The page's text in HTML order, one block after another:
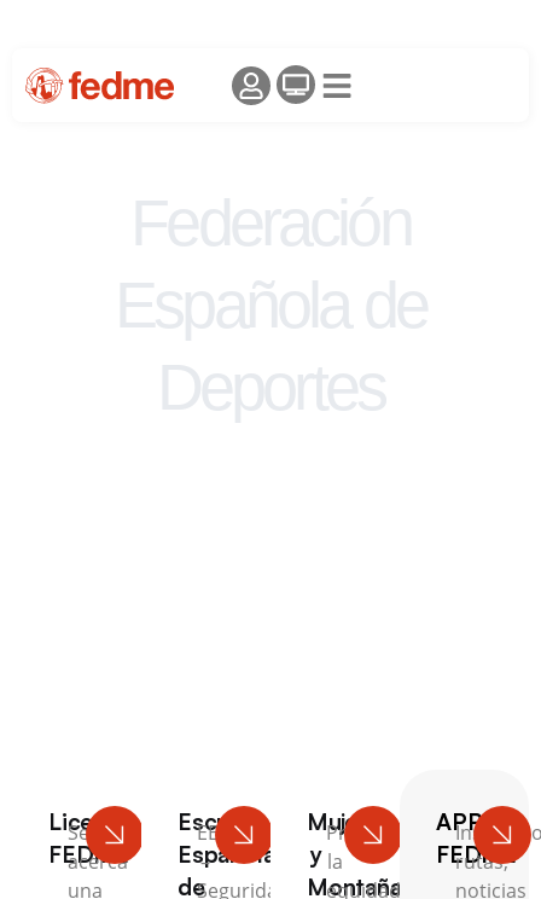
Federación
Española de
Deportes
Licencia
FEDME
Se
acerca
una
Escuela
Española
de
EEAM
–
Seguridad,
Mujer
y
Montaña
Promovemos
la
equidad
APP
FEDME
rutas,
noticias